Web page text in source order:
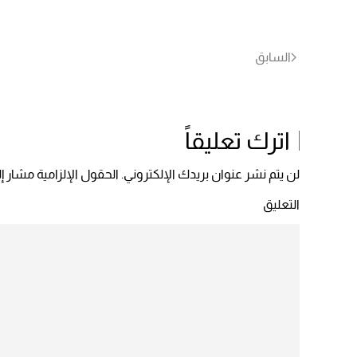
السابق
اترك تعليقاً
لن يتم نشر عنوان بريدك الإلكتروني. الحقول الإلزامية مشار
التعليق